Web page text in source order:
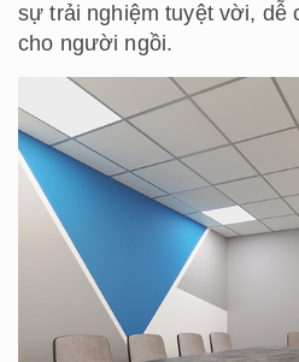
sự trải nghiệm tuyệt vời, dễ
cho người ngồi.